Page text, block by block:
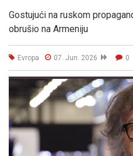
Gostujući na ruskom
obrušio na Armeniju
Evropa 07. Jun. 2026 0